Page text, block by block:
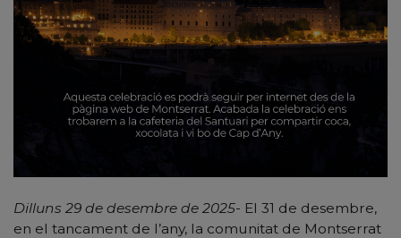
Dilluns 29 de desembre de 2025- El 31 de desembre,
en el tancament de l’any, la comunitat de Montserrat